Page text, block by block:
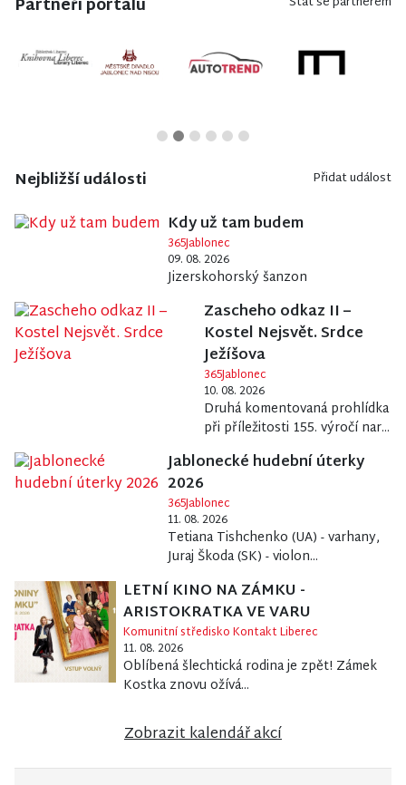
Partneři portálu
Nejbližší události Přidat událost
Kdy už tam budem
365Jablonec
09. 08. 2026
Jizerskohorský šanzon
Zascheho odkaz II –
Kostel Nejsvět. Srdce
Ježíšova
365Jablonec
10. 08. 2026
Druhá komentovaná prohlídka
při příležitosti 155. výročí nar...
Jablonecké hudební úterky
2026
365Jablonec
11. 08. 2026
Tetiana Tishchenko (UA) - varhany,
Juraj Škoda (SK) - violon...
LETNÍ KINO NA ZÁMKU -
ARISTOKRATKA VE VARU
Komunitní středisko Kontakt Liberec
11. 08. 2026
Oblíbená šlechtická rodina je zpět! Zámek
Kostka znovu ožívá...
Zobrazit kalendář akcí